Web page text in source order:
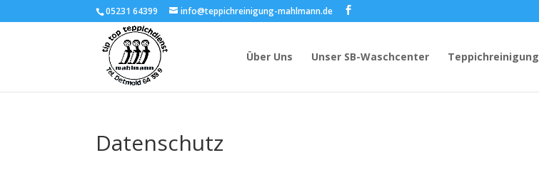
05231 64399 info@teppichreinigung-mahlmann.de
Über Uns Unser SB-Waschcenter Teppichreinigung
Datenschutz